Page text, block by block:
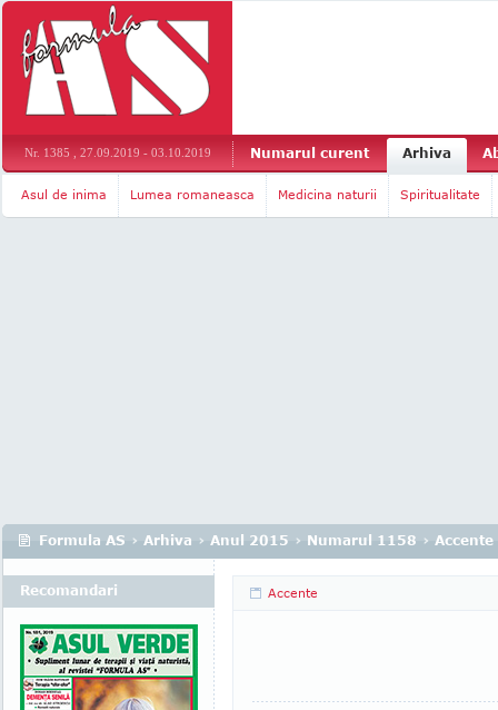
Nr. 1385 , 27.09.2019 - 03.10.2019 Numarul curent Arhiva
Asul de inima Lumea romaneasca Medicina naturii Spiritualitate
Formula AS › Arhiva › Anul 2015 › Numarul 1158 › Accente
Accente
Recomandari